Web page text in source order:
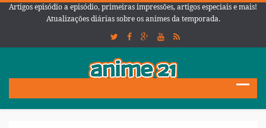
Artigos episódio a episódio, primeiras impressões, artigos especiais e mais!
Atualizações diárias sobre os animes da temporada.